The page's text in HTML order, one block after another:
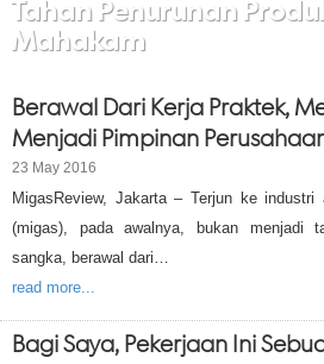
Tahan Penurunan
Mahakam
Berawal Dari Kerja Praktek,
Menjadi Pimpinan
23 May 2016
MigasReview, Jakarta – Terjun ke
(migas), pada awalnya, bukan menjadi
sangka, berawal dari…
read more...
Bagi Saya, Pekerjaan Ini